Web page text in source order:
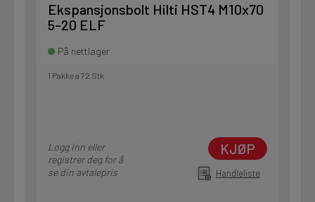
Ekspansjonsbolt Hilti HST4 M10x70
5-20 ELF
På nettlager
1 Pakke a 72 Stk
Logg inn eller
registrer deg for å
se din avtalepris
KJØP
Handleliste